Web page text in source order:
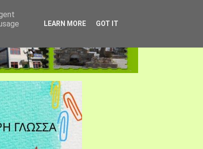
LEARN MORE GOT IT